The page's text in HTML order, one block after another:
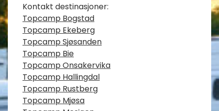
Kontaktinfo
Kontakt destinasjoner:
Topcamp Bogstad
Topcamp Ekeberg
Topcamp Sjøsanden
Topcamp Bie
Topcamp Onsakervika
Topcamp Hallingdal
Topcamp Rustberg
Topcamp Mjøsa